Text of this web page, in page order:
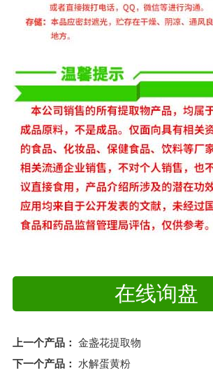
在线询盘
上一个产品： 金盏花提取物
下一个产品：
水解蛋黄粉